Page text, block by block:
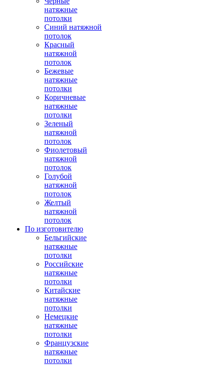
натяжные
потолки
Синий натяжной
потолок
Красный
натяжной
потолок
Бежевые
натяжные
потолки
Коричневые
натяжные
потолки
Зеленый
натяжной
потолок
Фиолетовый
натяжной
потолок
Голубой
натяжной
потолок
Желтый
натяжной
потолок
По изготовителю
Бельгийские
натяжные
потолки
Российские
натяжные
потолки
Китайские
натяжные
потолки
Немецкие
натяжные
потолки
Французские
натяжные
потолки